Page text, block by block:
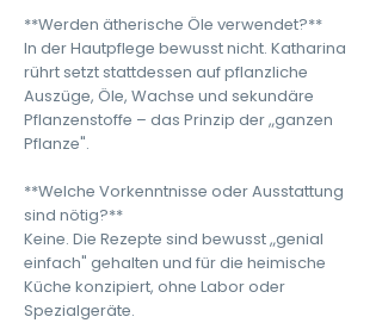
**Werden ätherische Öle verwendet?**
In der Hautpflege bewusst nicht. Katharina
rührt setzt stattdessen auf pflanzliche
Auszüge, Öle, Wachse und sekundäre
Pflanzenstoffe – das Prinzip der „ganzen
Pflanze".
**Welche Vorkenntnisse oder Ausstattung
sind nötig?**
Keine. Die Rezepte sind bewusst „genial
einfach" gehalten und für die heimische
Küche konzipiert, ohne Labor oder
Spezialgeräte.